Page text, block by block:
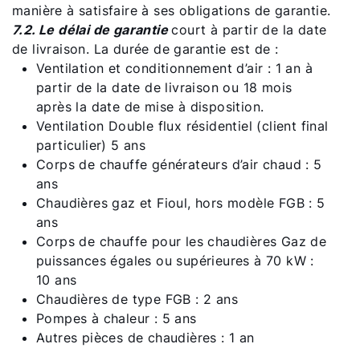
manière à satisfaire à ses obligations de garantie.
7.2. Le délai de garantiecourt à partir de la date
de livraison. La durée de garantie est de :
Ventilation et conditionnement d’air : 1 an à
partir de la date de livraison ou 18 mois
après la date de mise à disposition.
Ventilation Double flux résidentiel (client final
particulier) 5 ans
Corps de chauffe générateurs d’air chaud : 5
ans
Chaudières gaz et Fioul, hors modèle FGB : 5
ans
Corps de chauffe pour les chaudières Gaz de
puissances égales ou supérieures à 70 kW :
10 ans
Chaudières de type FGB : 2 ans
Pompes à chaleur : 5 ans
Autres pièces de chaudières : 1 an